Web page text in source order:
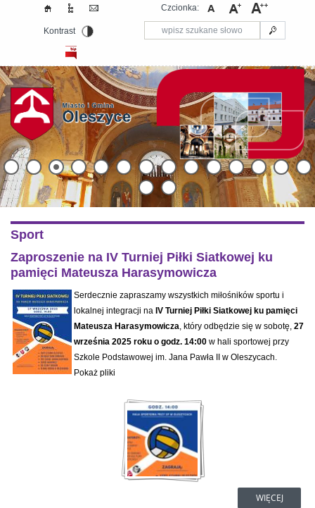
Czcionka:
Kontrast
Sport
Zaproszenie na IV Turniej Piłki Siatkowej ku
pamięci Mateusza Harasymowicza
Serdecznie zapraszamy wszystkich miłośników sportu i
lokalnej integracji na IV Turniej Piłki Siatkowej ku pamięci
Mateusza Harasymowicza, który odbędzie się w sobotę, 27
września 2025 roku o godz. 14:00 w hali sportowej przy
Szkole Podstawowej im. Jana Pawła II w Oleszycach.
Pokaż pliki
WIĘCEJ